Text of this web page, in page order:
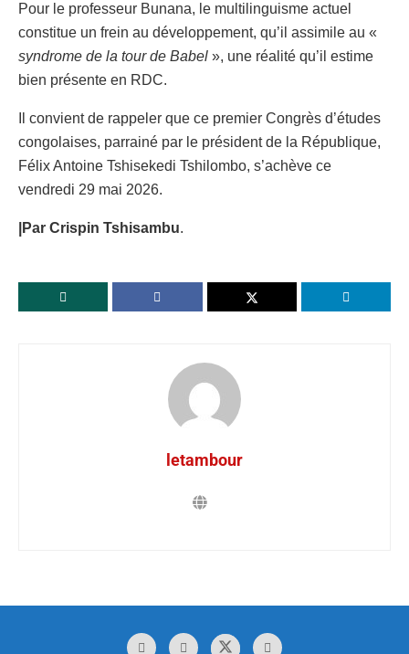
Pour le professeur Bunana, le multilinguisme actuel
constitue un frein au développement, qu’il assimile au «
syndrome de la tour de Babel », une réalité qu’il estime
bien présente en RDC.
Il convient de rappeler que ce premier Congrès d’études
congolaises, parrainé par le président de la République,
Félix Antoine Tshisekedi Tshilombo, s’achève ce
vendredi 29 mai 2026.
|Par Crispin Tshisambu.
letambour